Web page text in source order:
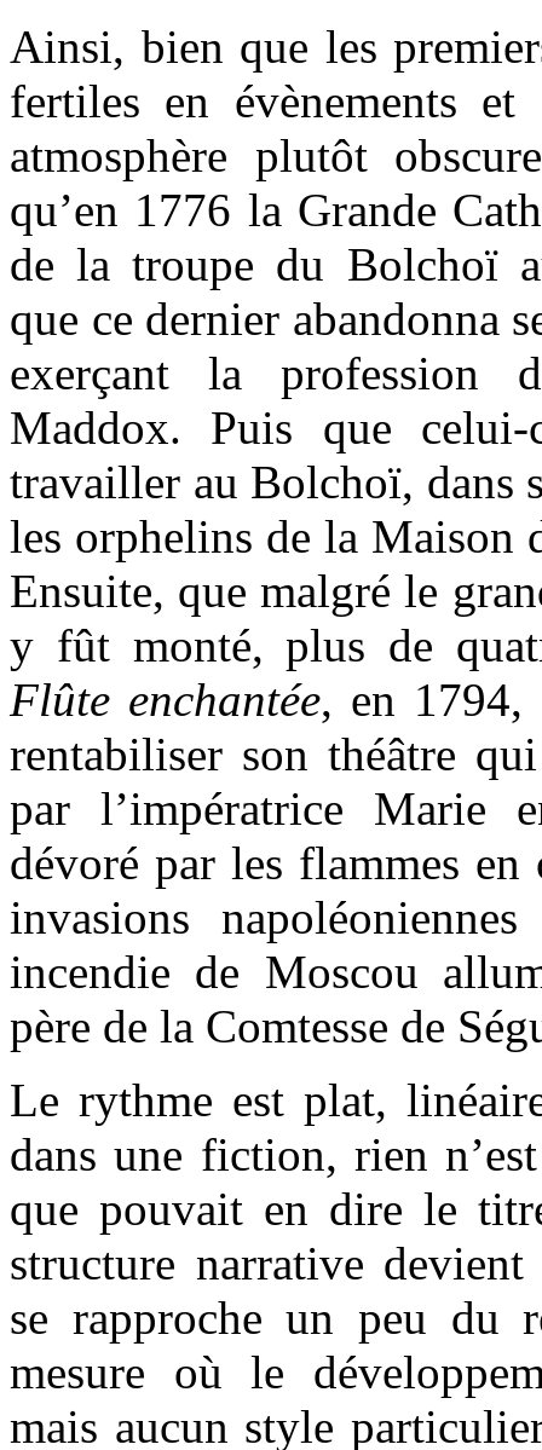
Ainsi, bien que les
fertiles en évènements
atmosphère plutôt
qu’en 1776 la Grande
de la troupe du Bolchoï
que ce dernier abandonna
exerçant la profession
Maddox. Puis que celui-
travailler au Bolchoï, dans
les orphelins de la Maison
Ensuite, que malgré le
y fût monté, plus de
Flûte enchantée, en 1794,
rentabiliser son théâtre
par l’impératrice
dévoré par les flammes
invasions
incendie de Moscou
père de la Comtesse de
Le rythme est plat,
dans une fiction, rien
que pouvait en dire le
structure narrative
se rapproche un peu du
mesure où le
mais aucun style